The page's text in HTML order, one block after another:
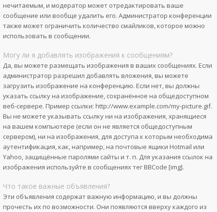
нечитаемым, и модератор может отредактировать ваше
сообщение или вообще удалить его. Администратор конференции
также может ограничить количество смайликов, которое можно
использовать в сообщении.
Могу ли я добавлять изображения к сообщениям?
Да, вы можете размещать изображения в ваших сообщениях. Если
администратор разрешил добавлять вложения, вы можете
загрузить изображение на конференцию. Если нет, вы должны
указать ссылку на изображение, сохранённое на общедоступном
веб-сервере. Пример ссылки: http://www.example.com/my-picture.gif.
Вы не можете указывать ссылку ни на изображения, хранящиеся
на вашем компьютере (если он не является общедоступным
сервером), ни на изображения, для доступа к которым необходима
аутентификация, как, например, на почтовые ящики Hotmail или
Yahoo, защищённые паролями сайты и т. п. Для указания ссылок на
изображения используйте в сообщениях тег BBCode [img].
Что такое важные объявления?
Эти объявления содержат важную информацию, и вы должны
прочесть их по возможности. Они появляются вверху каждого из